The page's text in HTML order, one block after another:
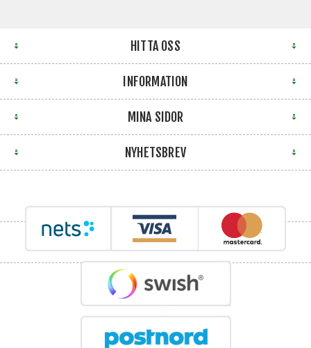
HITTA OSS
INFORMATION
MINA SIDOR
NYHETSBREV